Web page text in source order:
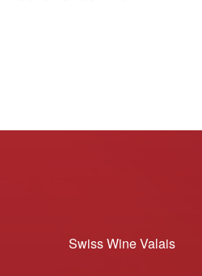
Swiss Wine Valais